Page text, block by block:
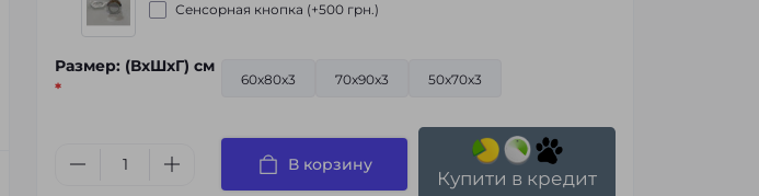
Сенсорная кнопка (+500 грн.)
Размер: (ВхШхГ) см
*
60x80x3 70x90x3 50x70x3
В корзину
Купити в кредит